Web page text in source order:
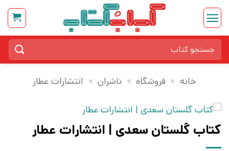
Skip
content
برای:
خانه » فروشگاه » ناشران » انتشارات عطار
کتاب گلستان سعدی | انتشارات عطار